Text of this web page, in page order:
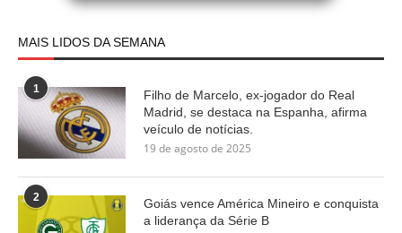
MAIS LIDOS DA SEMANA
1
Filho de Marcelo, ex-jogador do Real
Madrid, se destaca na Espanha, afirma
veículo de notícias.
19 de agosto de 2025
2
Goiás vence América Mineiro e conquista
a liderança da Série B